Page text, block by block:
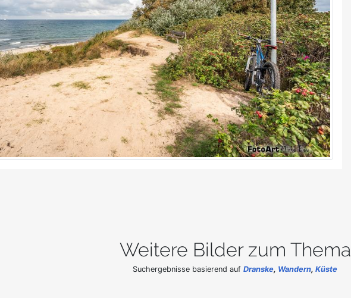
Weitere Bilder zum Thema
Suchergebnisse basierend auf Dranske, Wandern, Küste